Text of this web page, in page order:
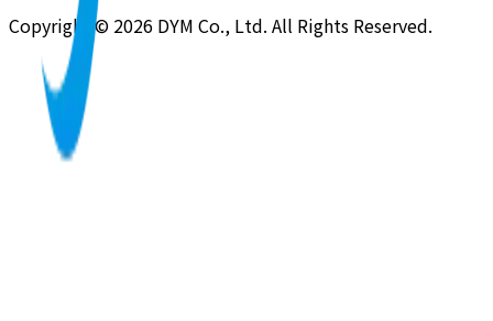
Copyright © 2026 DYM Co., Ltd. All Rights Reserved.